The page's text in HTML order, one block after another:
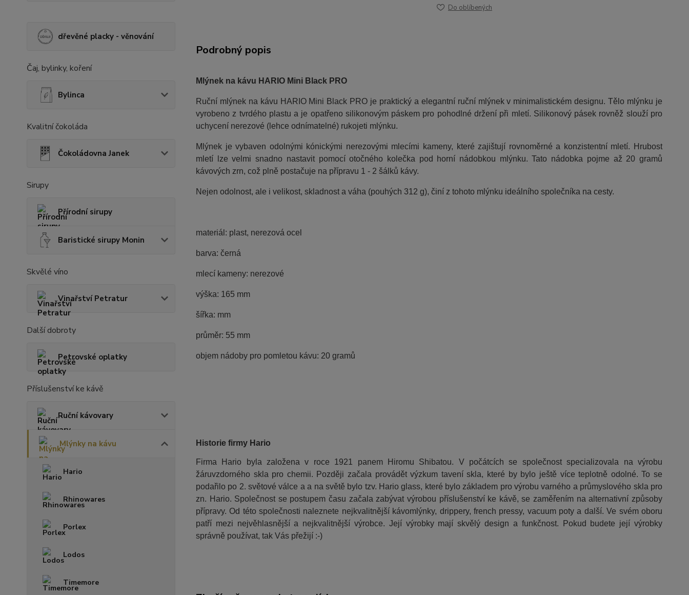
dřevěné placky - věnování
Čaj, bylinky, koření
Bylinca
Kvalitní čokoláda
Čokoládovna Janek
Sirupy
Přírodní sirupy
Baristické sirupy Monin
Skvělé víno
Vinařství Petratur
Další dobroty
Petrovské oplatky
Příslušenství ke kávě
Ruční kávovary
Mlýnky na kávu
Hario
Rhinowares
Porlex
Lodos
Timemore
Do oblíbených
Podrobný popis
Mlýnek na kávu HARIO Mini Black PRO
Ruční mlýnek na kávu HARIO Mini Black PRO je praktický a elegantní ruční mlýnek v minimalistickém designu. Tělo mlýnku je
vyrobeno z tvrdého plastu a je opatřeno silikonovým páskem pro pohodlné držení při mletí. Silikonový pásek rovněž slouží pro
uchycení nerezové (lehce odnímatelné) rukojeti mlýnku.
Mlýnek je vybaven odolnými kónickými nerezovými mlecími kameny, které zajištují rovnoměrné a konzistentní mletí. Hrubost
mletí lze velmi snadno nastavit pomocí otočného kolečka pod horní nádobkou mlýnku. Tato nádobka pojme až 20 gramů
kávových zrn, což plně postačuje na přípravu 1 - 2 šálků kávy.
Nejen odolnost, ale i velikost, skladnost a váha (pouhých 312 g), činí z tohoto mlýnku ideálního společníka na cesty.
materiál: plast, nerezová ocel
barva: černá
mlecí kameny: nerezové
výška: 165 mm
šířka: mm
průměr: 55 mm
objem nádoby pro pomletou kávu: 20 gramů
Historie firmy Hario
Firma Hario byla založena v roce 1921 panem Hiromu Shibatou. V počátcích se společnost specializovala na výrobu
žáruvzdorného skla pro chemii. Později začala provádět výzkum tavení skla, které by bylo ještě více teplotně odolné. To se
podařilo po 2. světové válce a a na světě bylo tzv. Hario glass, které bylo základem pro výrobu varného a průmyslového skla pro
zn. Hario. Společnost se postupem času začala zabývat výrobou příslušenství ke kávě, se zaměřením na alternativní způsoby
přípravy. Od této společnosti naleznete nejkvalitnější kávomlýnky, drippery, french pressy, vacuum poty a další. Ve svém oboru
patří mezi nejvěhlasnější a nejkvalitnější výrobce. Její výrobky mají skvělý design a funkčnost. Pokud budete její výrobky
správně používat, tak Vás přežijí :-)